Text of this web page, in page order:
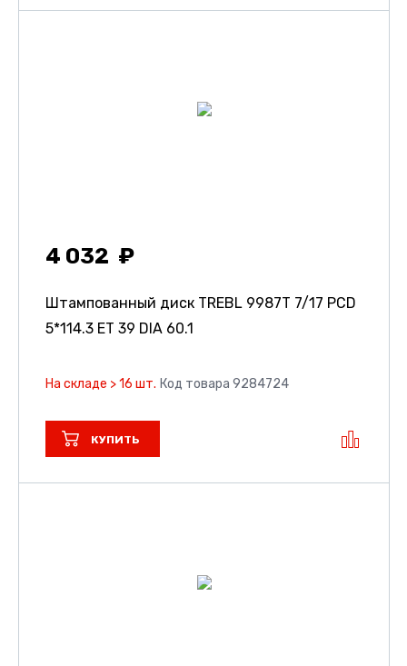
4 032
Штампованный диск TREBL 9987T 7/17 PCD
5*114.3 ET 39 DIA 60.1
На складе > 16 шт. Код товара 9284724
КУПИТЬ